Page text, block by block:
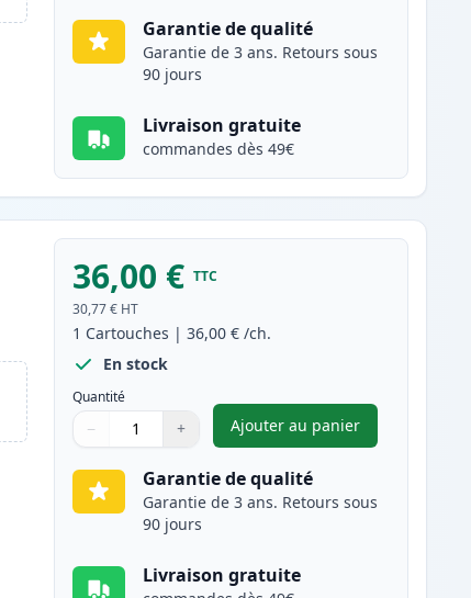
Garantie de qualité
Garantie de 3 ans. Retours sous
90 jours
Livraison gratuite
commandes dès 49€
36,00 € TTC
30,77 € HT
1 Cartouches |36,00 € /ch.
En stock
Quantité
Quantité
Utilisez les boutons pour ajuster
− +
Quantité
Ajouter au panier
,Brother TN-3430
Garantie de qualité
Garantie de 3 ans. Retours sous
90 jours
Livraison gratuite